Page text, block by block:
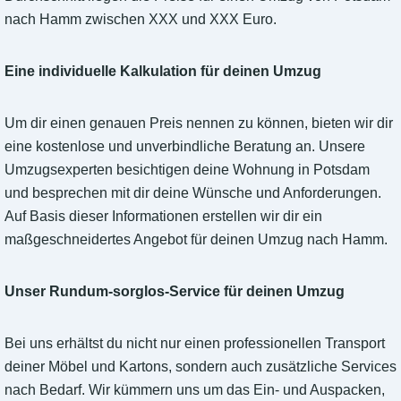
nach Hamm zwischen XXX und XXX Euro.
Eine individuelle Kalkulation für deinen Umzug
Um dir einen genauen Preis nennen zu können, bieten wir dir
eine kostenlose und unverbindliche Beratung an. Unsere
Umzugsexperten besichtigen deine Wohnung in Potsdam
und besprechen mit dir deine Wünsche und Anforderungen.
Auf Basis dieser Informationen erstellen wir dir ein
maßgeschneidertes Angebot für deinen Umzug nach Hamm.
Unser Rundum-sorglos-Service für deinen Umzug
Bei uns erhältst du nicht nur einen professionellen Transport
deiner Möbel und Kartons, sondern auch zusätzliche Services
nach Bedarf. Wir kümmern uns um das Ein- und Auspacken,